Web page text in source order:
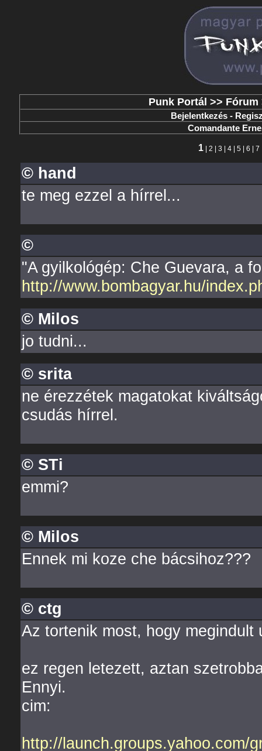
Punk Portál >> Fórum
Bejelentkezés -
Comandante
1
2 3 4 5 6 7
© hand
te meg ezzel a hírrel...
©
"A gyilkológép: Che Guevara, a
http://www.bombagyar.hu/
© Milos
jo tudni...
© srita
ne érezzétek magatokat
csudás hírrel.
© STi
emmi?
© Milos
Ennek mi koze che bácsihoz???
© ctg
Az tortenik most, hogy
ez regen letezett, aztan
Ennyi.
cim:
http://launch.groups.yahoo.com/